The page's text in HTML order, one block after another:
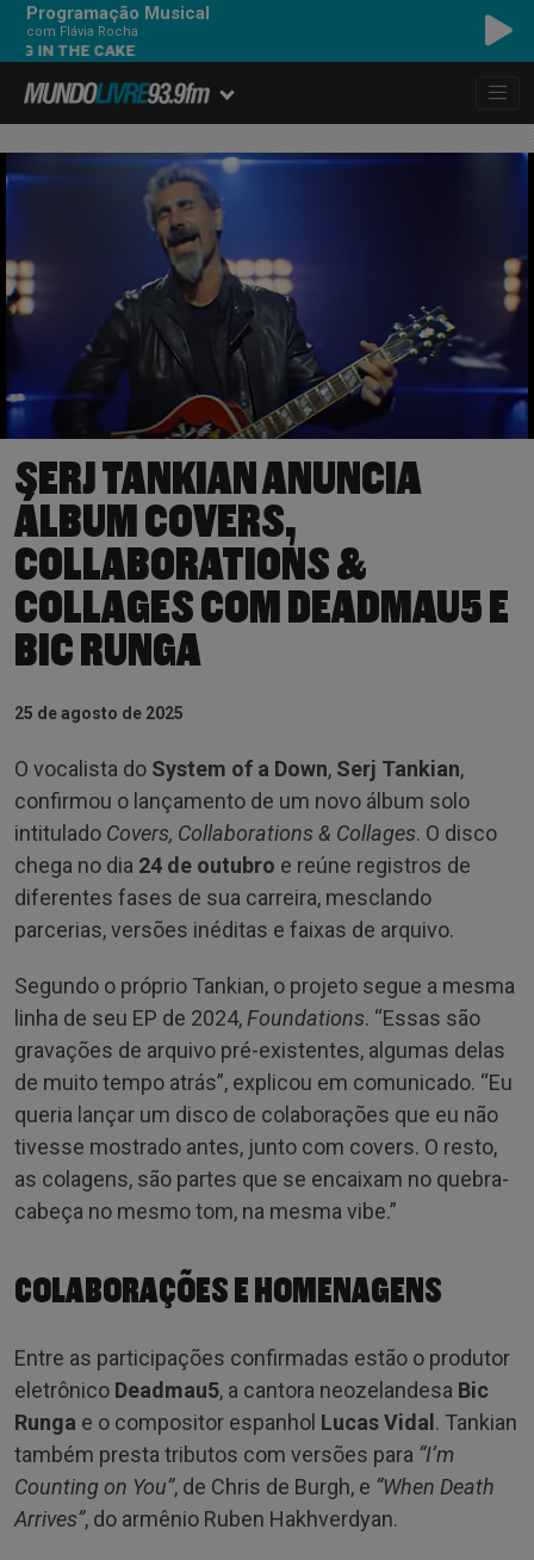
Programação Musical
com Flávia Rocha
THE CAKE
SERJ TANKIAN ANUNCIA
ÁLBUM COVERS,
COLLABORATIONS &
COLLAGES COM DEADMAU5 E
BIC RUNGA
25 de agosto de 2025
O vocalista do System of a Down, Serj Tankian,
confirmou o lançamento de um novo álbum solo
intitulado Covers, Collaborations & Collages. O disco
chega no dia 24 de outubro e reúne registros de
diferentes fases de sua carreira, mesclando
parcerias, versões inéditas e faixas de arquivo.
Segundo o próprio Tankian, o projeto segue a mesma
linha de seu EP de 2024, Foundations. “Essas são
gravações de arquivo pré-existentes, algumas delas
de muito tempo atrás”, explicou em comunicado. “Eu
queria lançar um disco de colaborações que eu não
tivesse mostrado antes, junto com covers. O resto,
as colagens, são partes que se encaixam no quebra-
cabeça no mesmo tom, na mesma vibe.”
COLABORAÇÕES E HOMENAGENS
Entre as participações confirmadas estão o produtor
eletrônico Deadmau5, a cantora neozelandesa Bic
Runga e o compositor espanhol Lucas Vidal. Tankian
também presta tributos com versões para “I’m
Counting on You”, de Chris de Burgh, e “When Death
Arrives”, do armênio Ruben Hakhverdyan.